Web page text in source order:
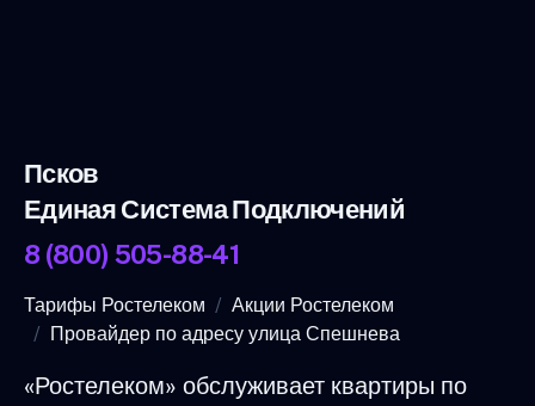
Псков
Единая Система Подключений
8 (800) 505-88-41
Тарифы Ростелеком
Акции Ростелеком
Провайдер по адресу улица Спешнева
«Ростелеком» обслуживает квартиры по